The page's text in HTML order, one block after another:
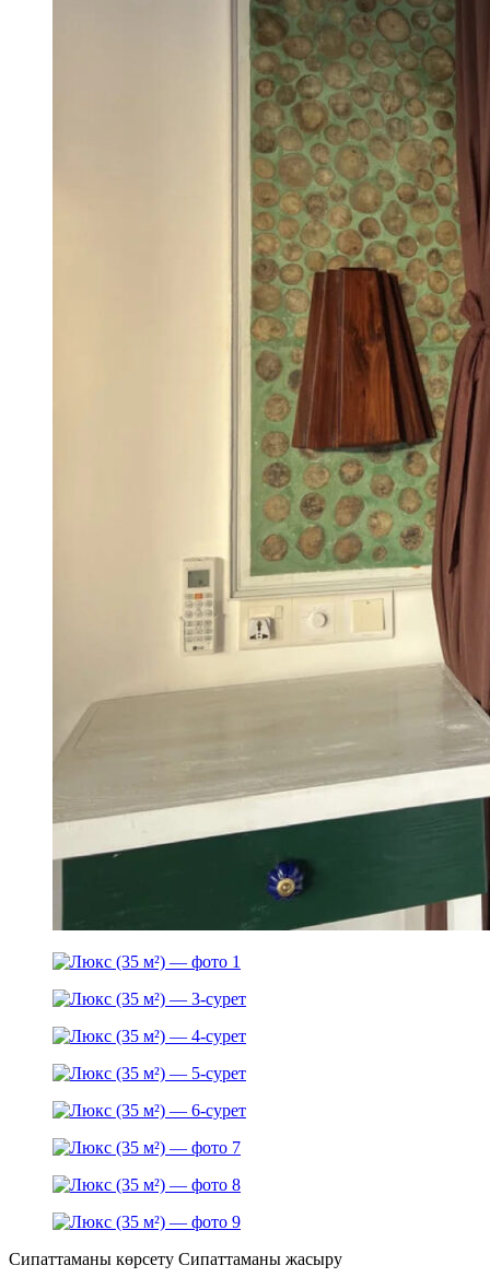
Сипаттаманы көрсету Сипаттаманы жасыру